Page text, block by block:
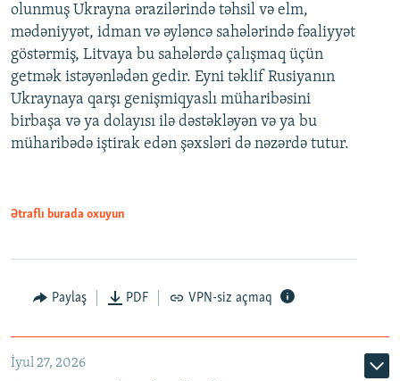
olunmuş Ukrayna ərazilərində təhsil və elm,
mədəniyyət, idman və əyləncə sahələrində fəaliyyət
göstərmiş, Litvaya bu sahələrdə çalışmaq üçün
getmək istəyənlədən gedir. Eyni təklif Rusiyanın
Ukraynaya qarşı genişmiqyaslı müharibəsini
birbaşa və ya dolayısı ilə dəstəkləyən və ya bu
müharibədə iştirak edən şəxsləri də nəzərdə tutur.
Ətraflı burada oxuyun
Paylaş PDF VPN-siz açmaq
İyul 27, 2026